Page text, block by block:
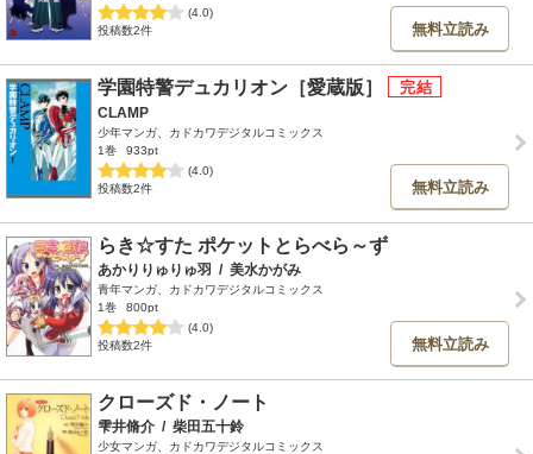
(4.0)
投稿数2件
無料立読み
学園特警デュカリオン［愛蔵版］
CLAMP
少年マンガ、カドカワデジタルコミックス
1巻
933pt
(4.0)
投稿数2件
無料立読み
らき☆すた ポケットとらべら～ず
あかりりゅりゅ羽 / 美水かがみ
青年マンガ、カドカワデジタルコミックス
1巻
800pt
(4.0)
投稿数2件
無料立読み
クローズド・ノート
雫井脩介 / 柴田五十鈴
少女マンガ、カドカワデジタルコミックス